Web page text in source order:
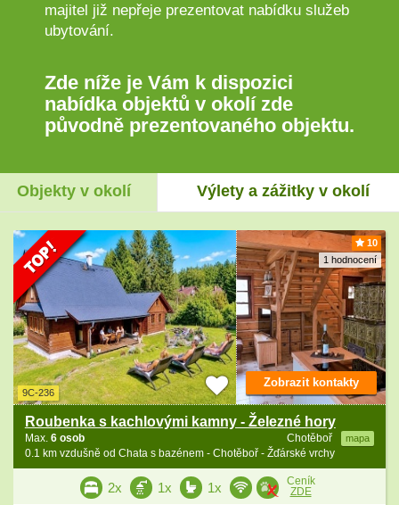
majitel již nepřeje prezentovat nabídku služeb
ubytování.
Zde níže je Vám k dispozici
nabídka objektů v okolí zde
původně prezentovaného objektu.
Objekty v okolí Výlety a zážitky v okolí
10
1 hodnocení
9C-236
Roubenka s kachlovými kamny - Železné hory
Chotěboř mapa
Max. 6 osob
0.1 km vzdušně od Chata s bazénem - Chotěboř - Žďárské vrchy
Zobrazit kontakty
2x 1x 1x
Ceník
ZDE